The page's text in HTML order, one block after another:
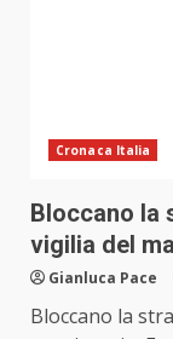
Cronaca Italia
Bloccano la
vigilia del
Gianluca Pace
Bloccano la